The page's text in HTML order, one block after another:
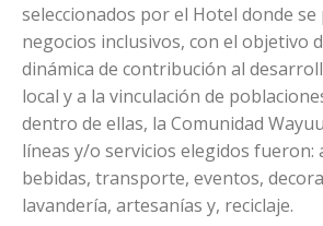
seleccionados por el Hotel donde
negocios inclusivos, con el objetivo
dinámica de contribución al
local y a la vinculación de
dentro de ellas, la Comunidad
líneas y/o servicios elegidos fueron:
bebidas, transporte, eventos,
lavandería, artesanías y, reciclaje.